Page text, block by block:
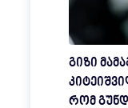
გიზი
რომ